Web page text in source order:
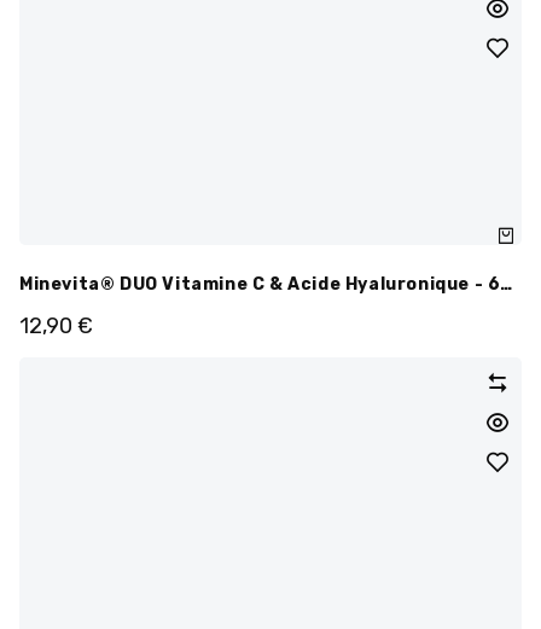
Minevita® DUO Vitamine C & Acide Hyaluronique - 60
Gélules
12,90 €